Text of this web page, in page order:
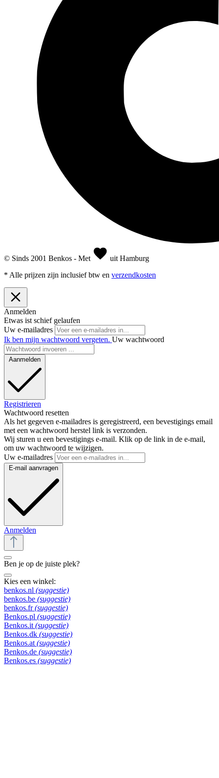
© Sinds 2001 Benkos - Met
uit Hamburg
* Alle prijzen zijn inclusief btw en verzendkosten
Anmelden
Etwas ist schief gelaufen
Uw e-mailadres
Ik ben mijn wachtwoord vergeten. Uw wachtwoord
Aanmelden
Registrieren
Wachtwoord resetten
Als het gegeven e-mailadres is geregistreerd, een bevestigings email
met een wachtwoord herstel link is verzonden.
Wij sturen u een bevestigings e-mail. Klik op de link in de e-mail,
om uw wachtwoord te wijzigen.
Uw e-mailadres
E-mail aanvragen
Anmelden
Ben je op de juiste plek?
Kies een winkel:
benkos.nl (suggestie)
benkos.be (suggestie)
benkos.fr (suggestie)
Benkos.pl (suggestie)
Benkos.it (suggestie)
Benkos.dk (suggestie)
Benkos.at (suggestie)
Benkos.de (suggestie)
Benkos.es (suggestie)